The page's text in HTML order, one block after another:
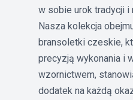
w sobie urok tradycji
Nasza kolekcja
bransoletki czeskie,
precyzją wykonania i
wzornictwem,
dodatek na każdą